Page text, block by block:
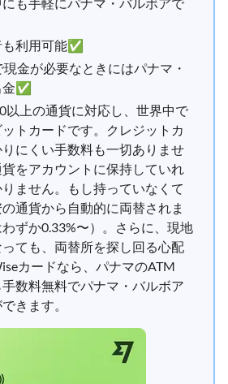
利用可能✅
金が必要なときにはパナマ・
金✅
以上の通貨に対応し、世界中で
トカードです。クレジットカ
にくい手数料も一切ありませ
をアカウントに保持していれ
ません。もし持っていなくて
通貨から自動的に両替されま
ずか0.33%〜）。さらに、現地
ても、両替所を探し回る心配
カードなら、パナマのATM
数料無料でパナマ・バルボア
きます。